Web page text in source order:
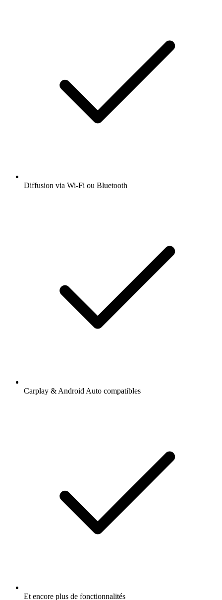
Diffusion via Wi-Fi ou Bluetooth
Carplay & Android Auto compatibles
Et encore plus de fonctionnalités